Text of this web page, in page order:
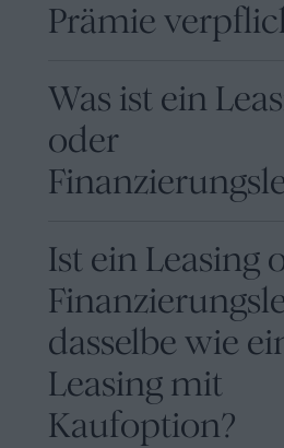
Prämie
Was ist ein
oder
Ist ein Leasing
dasselbe wie
Leasing mit
Kaufoption?